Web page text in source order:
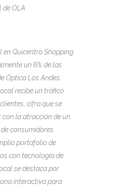
de OLA
en Quicentro Shopping
un 6% de las
Óptica Los Andes.
recibe un tráfico
cifra que se
con la atracción de un
consumidores.
portafolio de
con tecnología de
se destaca por
interactiva para